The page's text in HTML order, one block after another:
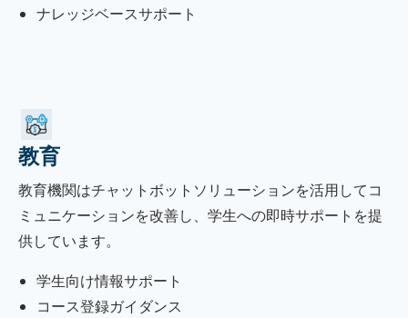
ナレッジベースサポート
教育
教育機関はチャットボットソリューションを活用してコ
ミュニケーションを改善し、学生への即時サポートを提
供しています。
学生向け情報サポート
コース登録ガイダンス